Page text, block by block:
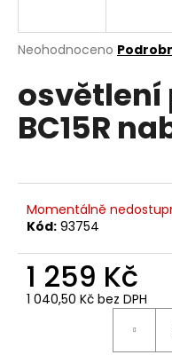
Průměrné
je
0,0
Neohodnoceno
osvětlení
BC15R
Momentálně
Kód: 93754
1 259 Kč
1 040,50 Kč bez DPH
n
a
í
t
?